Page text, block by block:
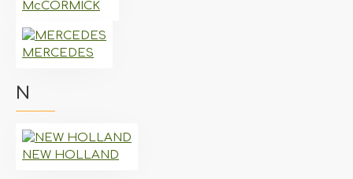
McCORMICK
MERCEDES
N
NEW HOLLAND